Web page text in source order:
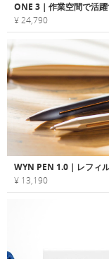
¥ 24,790
¥ 13,190